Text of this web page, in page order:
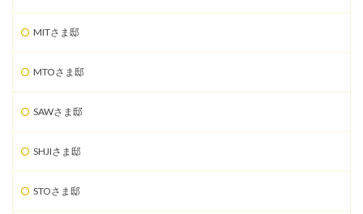
MITさま邸
MTOさま邸
SAWさま邸
SHJIさま邸
STOさま邸